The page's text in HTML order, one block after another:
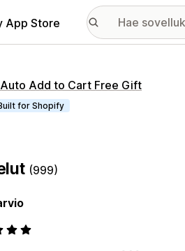
App Store
Auto Add to Cart Free Gift
for Shopify
(999)